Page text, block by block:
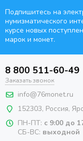
Подпишитесь на
нумизматического
курсе новых
марок и монет.
8 800 511-60-49
Заказать звонок
info@76monet.ru
152303, Россия,
ПН-ПТ: с 9:00 до
СБ-ВС: выходной